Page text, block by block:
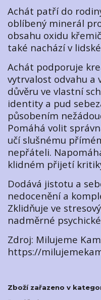
Achát patří do
oblíbený minerál
obsahu oxidu
také nachází v
Achát podporuje
vytrvalost odvahu a
důvěru ve vlastní
identity a pud
působením
Pomáhá volit
učí slušnému
nepřáteli.
klidném přijetí
Dodává jistotu a
nedocenění a
Zklidňuje ve
nadměrné
Zdroj: Milujeme
https://
Zboží zařazeno v